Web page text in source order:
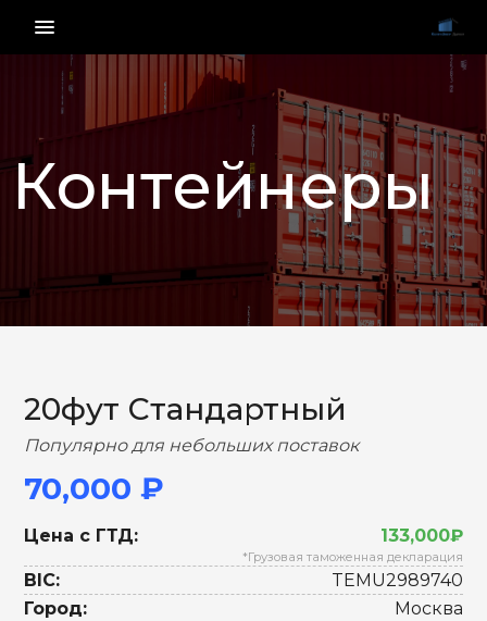
menu_vert
Контейнеры
НАЗАД ВПЕРЕД
20фут Стандартный
Популярно для небольших поставок
70,000 ₽
Цена с ГТД: 133,000₽
*Грузовая таможенная декларация
BIC:
TEMU2989740
Город:
Москва